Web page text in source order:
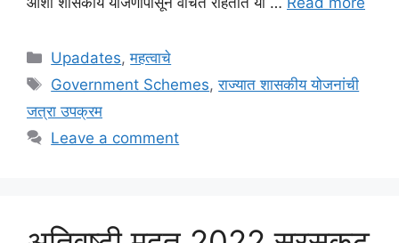
Categories
Upadates,महत्वाचे
Tags
Government Schemes,राज्यात शासकीय योजनांची
जत्रा उपक्रम
Leave a comment